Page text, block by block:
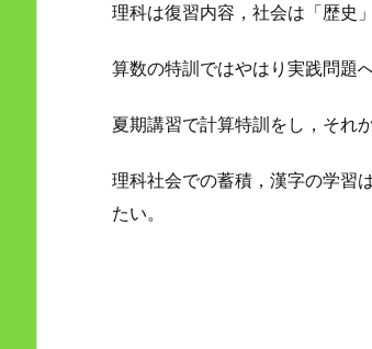
理科は復習内容，社会は「歴史
算数の特訓ではやはり実践問題
夏期講習で計算特訓をし，それ
理科社会での蓄積，漢字の学習
たい。